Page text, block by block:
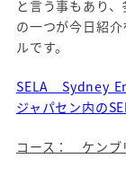
と言う事もあり
の一つが今日紹
ルです。
SELA Sydney
ジャパセン内の
コース： ケンブ